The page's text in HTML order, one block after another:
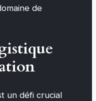
de
un défi crucial